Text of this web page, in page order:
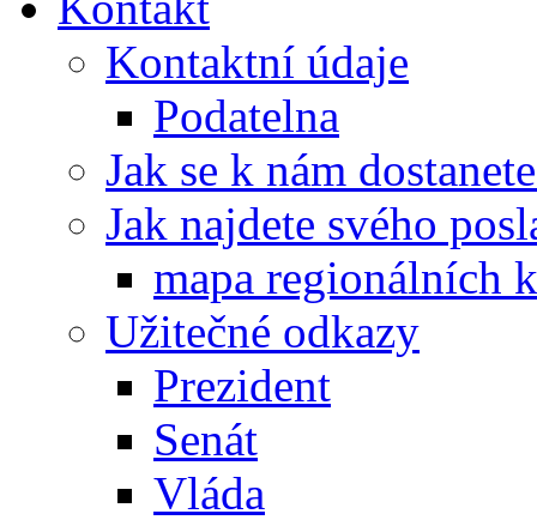
Kontaktní údaje
Podatelna
Jak se k nám
Jak najdete svého
mapa regionálních
Užitečné odkazy
Prezident
Senát
Vláda